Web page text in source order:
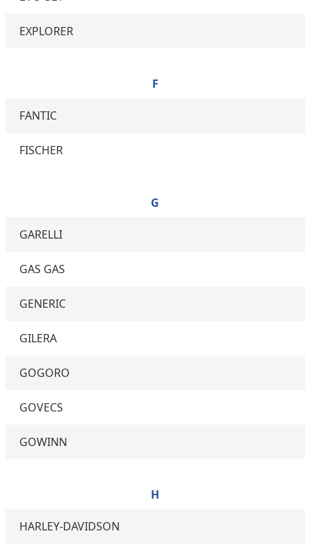
EXPLORER
F
FANTIC
FISCHER
G
GARELLI
GAS GAS
GENERIC
GILERA
GOGORO
GOVECS
GOWINN
H
HARLEY-DAVIDSON